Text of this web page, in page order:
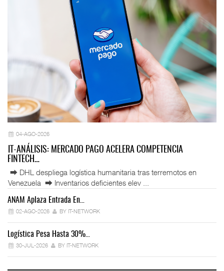
04-AGO-2026
IT-ANÁLISIS: MERCADO PAGO ACELERA COMPETENCIA
FINTECH…
⮕ DHL despliega logística humanitaria tras terremotos en
Venezuela ⮕ Inventarios deficientes elev ...
ANAM Aplaza Entrada En…
02-AGO-2026 BY IT-NETWORK
Logística Pesa Hasta 30%…
30-JUL-2026 BY IT-NETWORK